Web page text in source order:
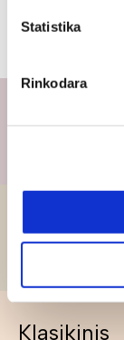
Statistika
Rinkodara
Stiliai
Klasikinis